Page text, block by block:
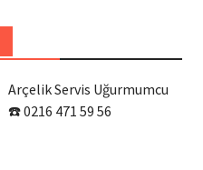
Arçelik Servis Uğurmumcu
☎️ 0216 471 59 56